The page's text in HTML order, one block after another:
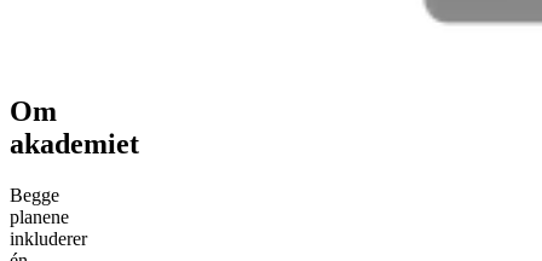
Om
akademiet
Begge
planene
inkluderer